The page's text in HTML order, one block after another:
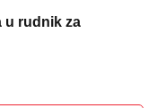
u rudnik za